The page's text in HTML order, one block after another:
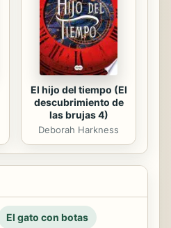
El hijo del tiempo (El
descubrimiento de
las brujas 4)
Deborah Harkness
El gato con botas